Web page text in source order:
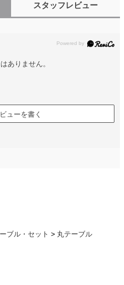
スタッフレビュー
ありません。
ューを書く
ブル・セット 丸テーブル